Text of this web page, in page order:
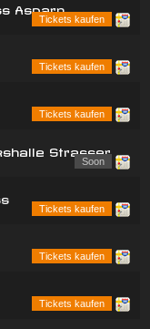
Asparn
Tickets kaufen
Tickets kaufen
Tickets kaufen
Strasser
Soon
Tickets kaufen
Tickets kaufen
Tickets kaufen